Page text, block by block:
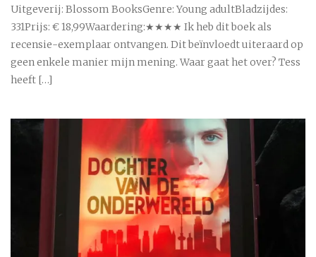
Uitgeverij: Blossom BooksGenre: Young adultBladzijdes:
331Prijs: € 18,99Waardering:★★★★ Ik heb dit boek als
recensie-exemplaar ontvangen. Dit beïnvloedt uiteraard op
geen enkele manier mijn mening. Waar gaat het over? Tess
heeft […]